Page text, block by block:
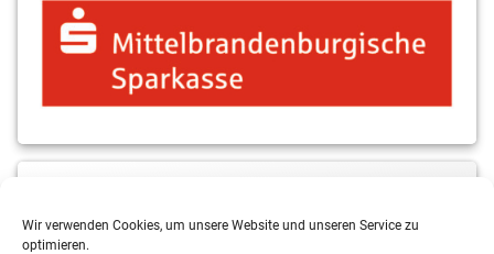
Wir verwenden Cookies, um unsere Website und unseren Service zu
optimieren.